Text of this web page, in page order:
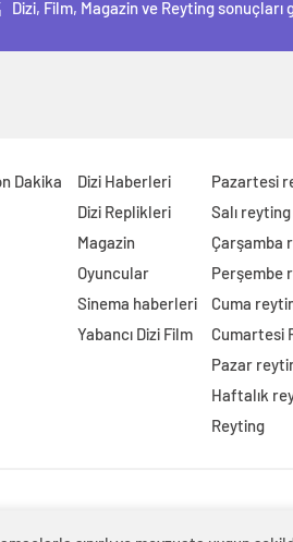
Dizi, Film, Magazin ve Reyting
Dakika
Dizi Haberleri
Dizi Replikleri
Magazin
Oyuncular
Sinema haberleri
Yabancı Dizi Film
Pazartesi
Salı reyting
Çarşamba
Perşembe
Cuma
Cumartesi
Pazar
Haftalık
Reyting